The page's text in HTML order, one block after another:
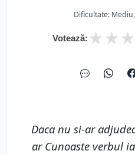
Dificultate:
Votează: ★
★
★
Daca nu si-ar
ar Cunoaste verbul